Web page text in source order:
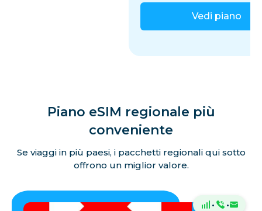
Vedi piano
Piano eSIM regionale più
conveniente
Se viaggi in più paesi, i pacchetti regionali qui sotto
offrono un miglior valore.
· ·